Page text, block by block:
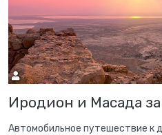
Иродион и Масада
Автомобильное путешествие к